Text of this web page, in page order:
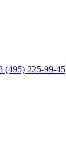
(495) 225-99-45